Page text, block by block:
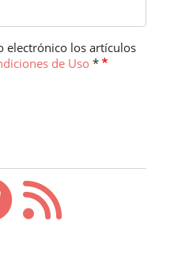
electrónico los artículos
de Uso *